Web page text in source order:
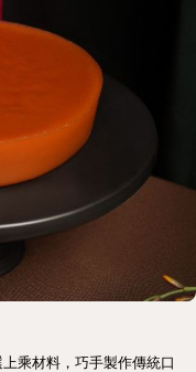
乘材料，巧手製作傳統口